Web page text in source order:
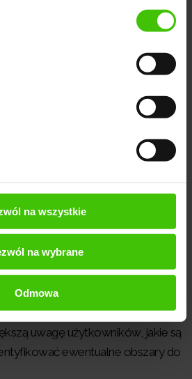
na wszystkie
na wybrane
Odmowa
w Google Discover. Należą do
treści, współczynnik klikalności
konwersji, jeśli treść
- Google Analytics oraz
wyników treści w Google
zrozumieć efektywność
- w Google Analytics można
danych, aby
dane dotyczące ruchu z
zbadać, jakie treści
uwagę użytkowników, jakie są
ewentualne obszary do